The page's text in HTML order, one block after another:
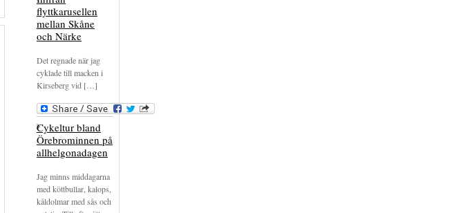
flyttkarusellen
mellan Skåne
och Närke
Det regnade när jag
cyklade till macken i
Kirseberg vid […]
Cykeltur bland
Örebrominnen på
allhelgonadagen
Jag minns middagarna
med köttbullar, kalops,
kåldolmar med sås och